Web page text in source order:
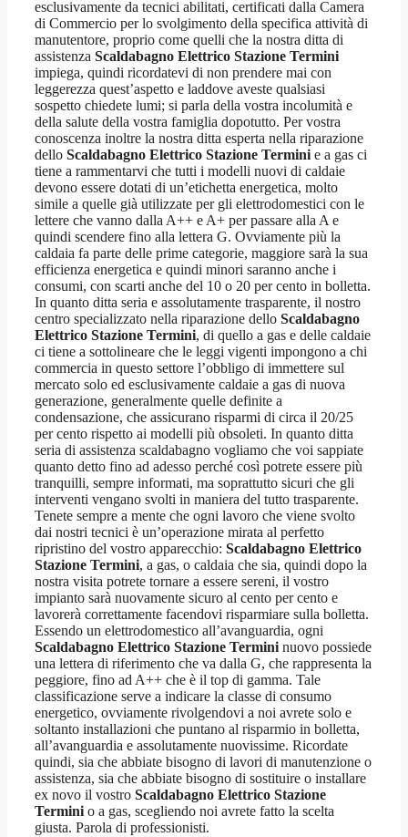
esclusivamente da tecnici abilitati, certificati dalla Camera
di Commercio per lo svolgimento della specifica attività di
manutentore, proprio come quelli che la nostra ditta di
assistenza Scaldabagno Elettrico Stazione Termini
impiega, quindi ricordatevi di non prendere mai con
leggerezza quest’aspetto e laddove aveste qualsiasi
sospetto chiedete lumi; si parla della vostra incolumità e
della salute della vostra famiglia dopotutto. Per vostra
conoscenza inoltre la nostra ditta esperta nella riparazione
dello Scaldabagno Elettrico Stazione Termini e a gas ci
tiene a rammentarvi che tutti i modelli nuovi di caldaie
devono essere dotati di un’etichetta energetica, molto
simile a quelle già utilizzate per gli elettrodomestici con le
lettere che vanno dalla A++ e A+ per passare alla A e
quindi scendere fino alla lettera G. Ovviamente più la
caldaia fa parte delle prime categorie, maggiore sarà la sua
efficienza energetica e quindi minori saranno anche i
consumi, con scarti anche del 10 o 20 per cento in bolletta.
In quanto ditta seria e assolutamente trasparente, il nostro
centro specializzato nella riparazione dello Scaldabagno
Elettrico Stazione Termini, di quello a gas e delle caldaie
ci tiene a sottolineare che le leggi vigenti impongono a chi
commercia in questo settore l’obbligo di immettere sul
mercato solo ed esclusivamente caldaie a gas di nuova
generazione, generalmente quelle definite a
condensazione, che assicurano risparmi di circa il 20/25
per cento rispetto ai modelli più obsoleti. In quanto ditta
seria di assistenza scaldabagno vogliamo che voi sappiate
quanto detto fino ad adesso perché così potrete essere più
tranquilli, sempre informati, ma soprattutto sicuri che gli
interventi vengano svolti in maniera del tutto trasparente.
Tenete sempre a mente che ogni lavoro che viene svolto
dai nostri tecnici è un’operazione mirata al perfetto
ripristino del vostro apparecchio: Scaldabagno Elettrico
Stazione Termini, a gas, o caldaia che sia, quindi dopo la
nostra visita potrete tornare a essere sereni, il vostro
impianto sarà nuovamente sicuro al cento per cento e
lavorerà correttamente facendovi risparmiare sulla bolletta.
Essendo un elettrodomestico all’avanguardia, ogni
Scaldabagno Elettrico Stazione Termini nuovo possiede
una lettera di riferimento che va dalla G, che rappresenta la
peggiore, fino ad A++ che è il top di gamma. Tale
classificazione serve a indicare la classe di consumo
energetico, ovviamente rivolgendovi a noi avrete solo e
soltanto installazioni che puntano al risparmio in bolletta,
all’avanguardia e assolutamente nuovissime. Ricordate
quindi, sia che abbiate bisogno di lavori di manutenzione o
assistenza, sia che abbiate bisogno di sostituire o installare
ex novo il vostro Scaldabagno Elettrico Stazione
Termini o a gas, scegliendo noi avrete fatto la scelta
giusta. Parola di professionisti.